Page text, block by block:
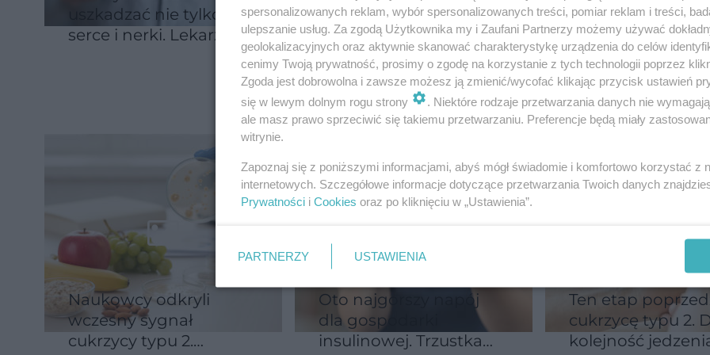
uszkadzać nie tylko
serce i nerki. Lekarze
glukozy? To ostatni
moment, żeby
zatrzymać cukrzycę
nie boli. Te
pojawiają się
najwcześniej
Naukowcy odkryli
wczesny sygnał
cukrzycy typu 2.
Oto najgorszy napój
dla gospodarki
insulinowej. Trzustka
Ten etap
cukrzycę typu 2.
kolejność
spersonalizowanych reklam, wybór spersonalizowanych treści, pomiar reklam i treści,
ulepszanie usług. Za zgodą Użytkownika my i Zaufani Partnerzy możemy używać
geolokalizacyjnych oraz aktywnie skanować charakterystykę urządzenia do celów
cenimy Twoją prywatność, prosimy o zgodę na korzystanie z tych technologii poprzez
Zgoda jest dobrowolna i zawsze możesz ją zmienić/wycofać klikając przycisk ustawień
się w lewym dolnym rogu strony
. Niektóre rodzaje przetwarzania danych nie
ale masz prawo sprzeciwić się takiemu przetwarzaniu. Preferencje będą miały
witrynie.
Zapoznaj się z poniższymi informacjami, abyś mógł świadomie i komfortowo korzystać z
internetowych. Szczegółowe informacje dotyczące przetwarzania Twoich danych
Prywatności i Cookies oraz po kliknięciu w „Ustawienia”.
PARTNERZY USTAWIENIA